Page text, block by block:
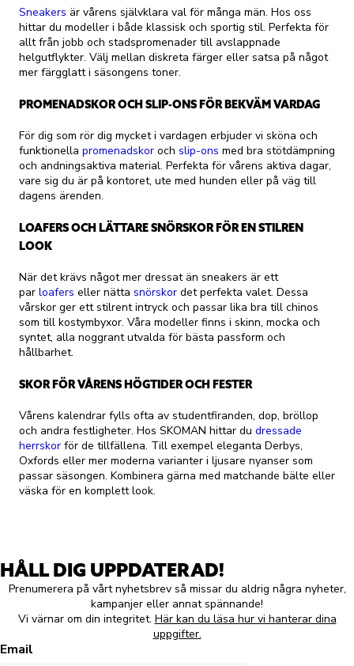
Sneakers är vårens självklara val för många män. Hos oss
hittar du modeller i både klassisk och sportig stil. Perfekta för
allt från jobb och stadspromenader till avslappnade
helgutflykter. Välj mellan diskreta färger eller satsa på något
mer färgglatt i säsongens toner.
PROMENADSKOR OCH SLIP-ONS FÖR BEKVÄM VARDAG
För dig som rör dig mycket i vardagen erbjuder vi sköna och
funktionella promenadskor och slip-ons med bra stötdämpning
och andningsaktiva material. Perfekta för vårens aktiva dagar,
vare sig du är på kontoret, ute med hunden eller på väg till
dagens ärenden.
LOAFERS OCH LÄTTARE SNÖRSKOR FÖR EN STILREN
LOOK
När det krävs något mer dressat än sneakers är ett
par loafers eller nätta snörskor det perfekta valet. Dessa
vårskor ger ett stilrent intryck och passar lika bra till chinos
som till kostymbyxor. Våra modeller finns i skinn, mocka och
syntet, alla noggrant utvalda för bästa passform och
hållbarhet.
SKOR FÖR VÅRENS HÖGTIDER OCH FESTER
Vårens kalendrar fylls ofta av studentfiranden, dop, bröllop
och andra festligheter. Hos SKOMAN hittar du dressade
herrskor för de tillfällena. Till exempel eleganta Derbys,
Oxfords eller mer moderna varianter i ljusare nyanser som
passar säsongen. Kombinera gärna med matchande bälte eller
väska för en komplett look.
HÅLL DIG UPPDATERAD!
Prenumerera på vårt nyhetsbrev så missar du aldrig några nyheter,
kampanjer eller annat spännande!
Vi värnar om din integritet. Här kan du läsa hur vi hanterar dina
uppgifter.
Email